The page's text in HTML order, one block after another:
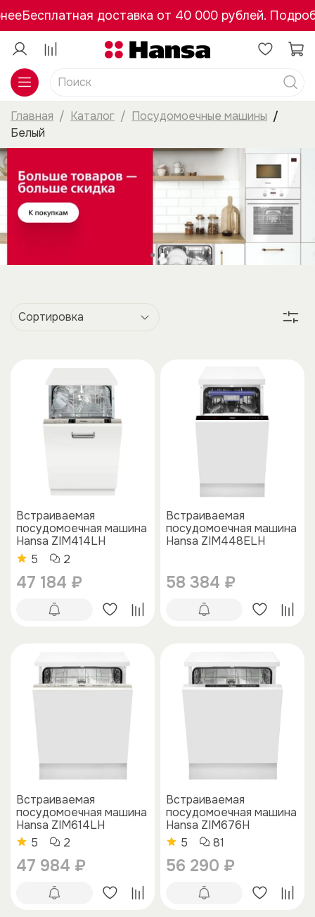
Бесплатная доставка от 40 000 рублей.
Главная Каталог
Посудомоечные машины
Белый
Встраиваемая
посудомоечная машина
Hansa ZIM414LH
5
2
47 184 ₽
Встраиваемая
посудомоечная машина
Hansa ZIM448ELH
58 384 ₽
Встраиваемая
посудомоечная машина
Hansa ZIM614LH
5
2
47 984 ₽
Встраиваемая
посудомоечная машина
Hansa ZIM676H
5
81
56 290 ₽